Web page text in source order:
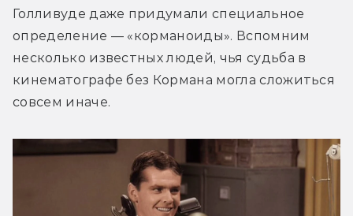
Голливуде даже придумали специальное
определение — «корманоиды». Вспомним
несколько известных людей, чья судьба в
кинематографе без Кормана могла сложиться
совсем иначе.